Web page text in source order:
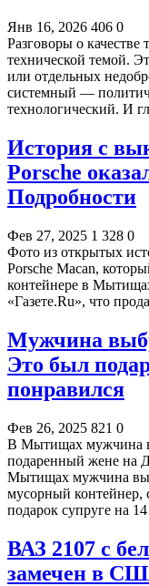
Янв 16, 2026 406 0
Разговоры о качестве
технической темой.
или отдельных
системный —
технологический. И
История с
Porsche
Подробности
Фев 27, 2025 1 328 0
Фото из открытых
Porsche Macan,
контейнере в
«Газете.Ru», что
Мужчина
Это был
понравился
Фев 26, 2025 821 0
В Мытищах мужчина
подаренный жене на
Мытищах мужчина
мусорный контейнер,
подарок супруге на
ВАЗ 2107 с
замечен в